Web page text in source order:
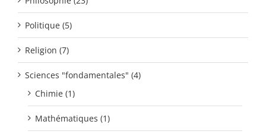
Politique (5)
Religion (7)
Sciences "fondamentales" (4)
Chimie (1)
Mathématiques (1)